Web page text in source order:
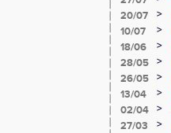
20/07 >
10/07 >
18/06
>
28/05
>
26/05
>
13/04
>
02/04
>
27/03
>